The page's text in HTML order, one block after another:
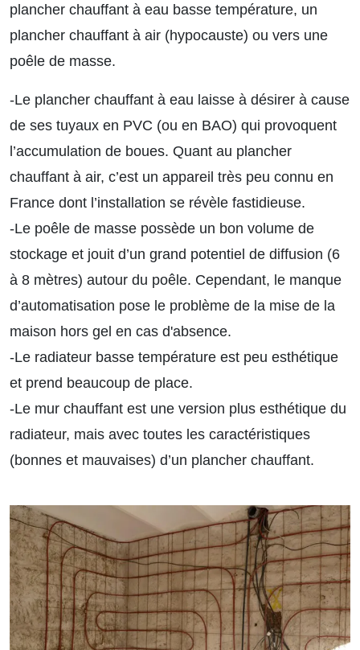
plancher chauffant à eau basse température, un
plancher chauffant à air (hypocauste) ou vers une
poêle de masse.
-Le plancher chauffant à eau laisse à désirer à cause
de ses tuyaux en PVC (ou en BAO) qui provoquent
l’accumulation de boues. Quant au plancher
chauffant à air, c’est un appareil très peu connu en
France dont l’installation se révèle fastidieuse.
-Le poêle de masse possède un bon volume de
stockage et jouit d’un grand potentiel de diffusion (6
à 8 mètres) autour du poêle. Cependant, le manque
d’automatisation pose le problème de la mise de la
maison hors gel en cas d'absence.
-Le radiateur basse température est peu esthétique
et prend beaucoup de place.
-Le mur chauffant est une version plus esthétique du
radiateur, mais avec toutes les caractéristiques
(bonnes et mauvaises) d’un plancher chauffant.